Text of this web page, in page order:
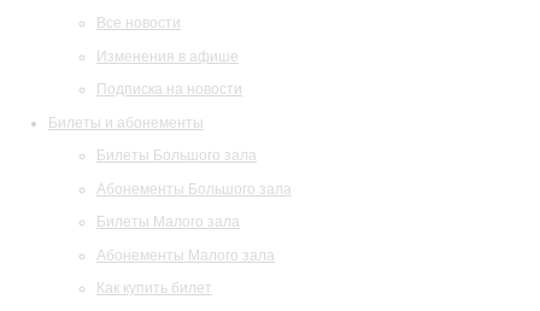
Все новости
Изменения в афише
Подписка на новости
Билеты и абонементы
Билеты Большого зала
Абонементы Большого зала
Билеты Малого зала
Абонементы Малого зала
Как купить билет